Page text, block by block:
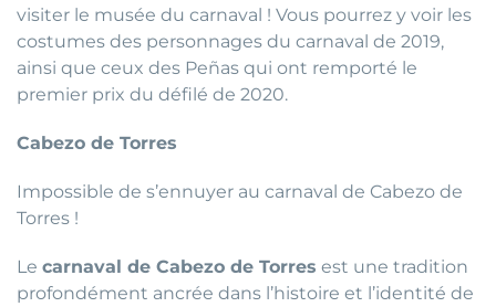
visiter le musée du carnaval ! Vous pourrez y voir les
costumes des personnages du carnaval de 2019,
ainsi que ceux des Peñas qui ont remporté le
premier prix du défilé de 2020.
Cabezo de Torres
Impossible de s’ennuyer au carnaval de Cabezo de
Torres !
Le carnaval de Cabezo de Torres est une tradition
profondément ancrée dans l’histoire et l’identité de